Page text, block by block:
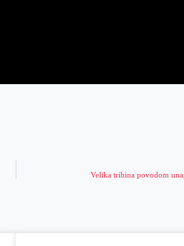
Velika tribina povodom